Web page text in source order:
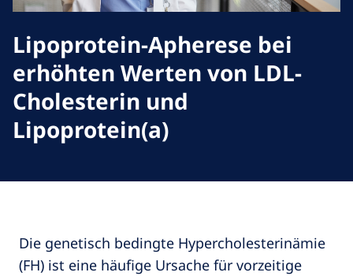
Lipoprotein-Apherese bei
erhöhten Werten von LDL-
Cholesterin und
Lipoprotein(a)
Die genetisch bedingte Hypercholesterinämie
(FH) ist eine häufige Ursache für vorzeitige